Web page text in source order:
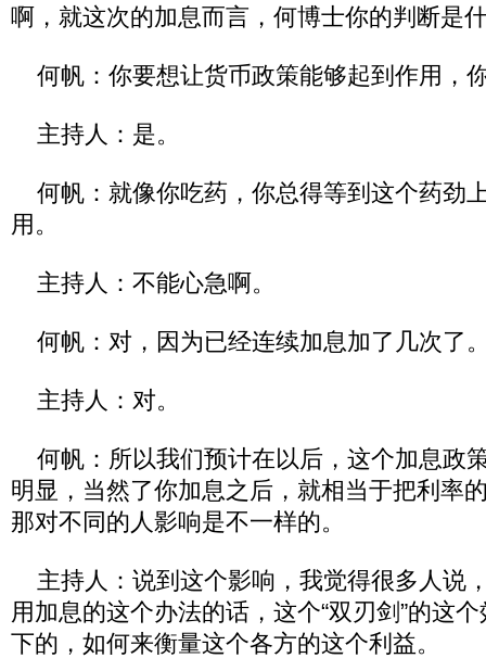
啊，就这次的加息而言，何博士你的判断是
何帆：你要想让货币政策能够起到作用，
主持人：是。
何帆：就像你吃药，你总得等到这个药劲
用。
主持人：不能心急啊。
何帆：对，因为已经连续加息加了几次了
主持人：对。
何帆：所以我们预计在以后，这个加息政
明显，当然了你加息之后，就相当于把利率
那对不同的人影响是不一样的。
主持人：说到这个影响，我觉得很多人说
用加息的这个办法的话，这个“双刃剑”的这
下的，如何来衡量这个各方的这个利益。